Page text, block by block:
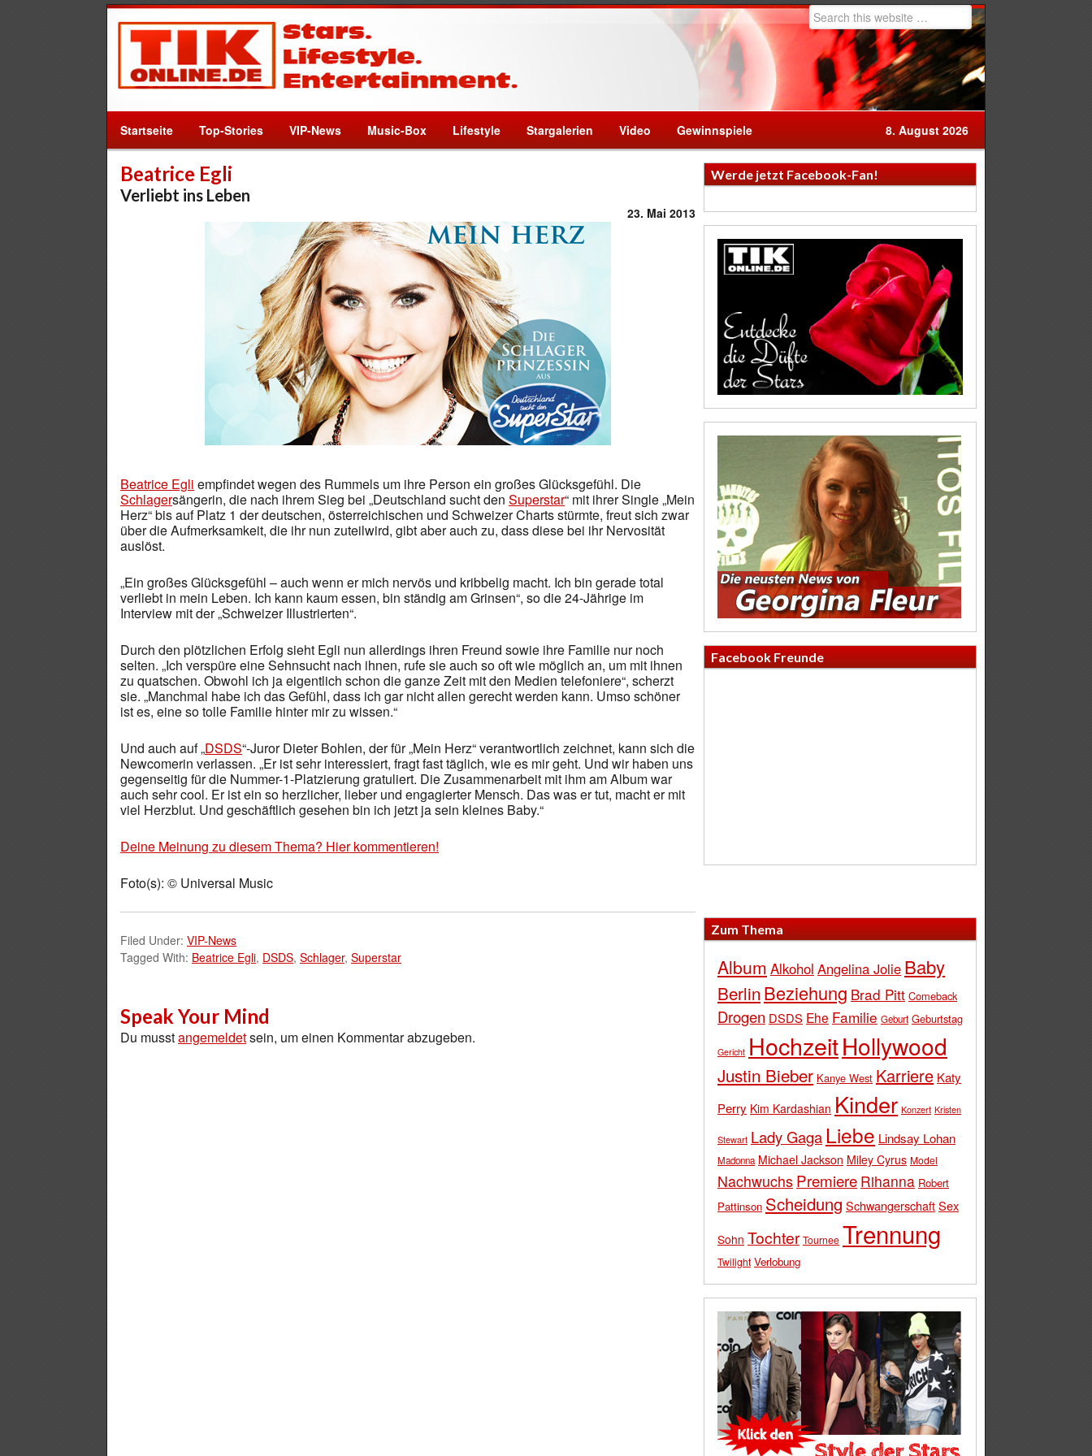
Startseite Top-Stories VIP-News Music-Box Lifestyle Stargalerien Video Gewinnspiele 8. August 2026
Beatrice Egli
Verliebt ins Leben
23. Mai 2013
Beatrice Egli empfindet wegen des Rummels um ihre Person ein großes Glücksgefühl. Die
Schlagersängerin, die nach ihrem Sieg bei „Deutschland sucht den Superstar“ mit ihrer Single „Mein
Herz“ bis auf Platz 1 der deutschen, österreichischen und Schweizer Charts stürmte, freut sich zwar
über die Aufmerksamkeit, die ihr nun zuteilwird, gibt aber auch zu, dass diese bei ihr Nervosität
auslöst.
„Ein großes Glücksgefühl – auch wenn er mich nervös und kribbelig macht. Ich bin gerade total
verliebt in mein Leben. Ich kann kaum essen, bin ständig am Grinsen“, so die 24-Jährige im
Interview mit der „Schweizer Illustrierten“.
Durch den plötzlichen Erfolg sieht Egli nun allerdings ihren Freund sowie ihre Familie nur noch
selten. „Ich verspüre eine Sehnsucht nach ihnen, rufe sie auch so oft wie möglich an, um mit ihnen
zu quatschen. Obwohl ich ja eigentlich schon die ganze Zeit mit den Medien telefoniere“, scherzt
sie. „Manchmal habe ich das Gefühl, dass ich gar nicht allen gerecht werden kann. Umso schöner
ist es, eine so tolle Familie hinter mir zu wissen.“
Und auch auf „DSDS“-Juror Dieter Bohlen, der für „Mein Herz“ verantwortlich zeichnet, kann sich die
Newcomerin verlassen. „Er ist sehr interessiert, fragt fast täglich, wie es mir geht. Und wir haben uns
gegenseitig für die Nummer-1-Platzierung gratuliert. Die Zusammenarbeit mit ihm am Album war
auch sehr cool. Er ist ein so herzlicher, lieber und engagierter Mensch. Das was er tut, macht er mit
viel Herzblut. Und geschäftlich gesehen bin ich jetzt ja sein kleines Baby.“
Deine Meinung zu diesem Thema? Hier kommentieren!
Foto(s): © Universal Music
Filed Under: VIP-News
Tagged With: Beatrice Egli, DSDS, Schlager, Superstar
Speak Your Mind
Du musstangemeldetsein, um einen Kommentar abzugeben.
Werde jetzt Facebook-Fan!
Facebook Freunde
Zum Thema
Album Alkohol Angelina Jolie Baby
Berlin Beziehung Brad Pitt Comeback
Drogen DSDS Ehe Familie Geburt Geburtstag
Gericht HochzeitHollywood
Justin Bieber Kanye West Karriere Katy
Perry Kim Kardashian Kinder Konzert Kristen
Stewart Lady Gaga Liebe Lindsay Lohan
Madonna Michael Jackson Miley Cyrus Model
Nachwuchs Premiere Rihanna Robert
Pattinson Scheidung SchwangerschaftSex
Sohn Tochter Tournee Trennung
Twilight Verlobung